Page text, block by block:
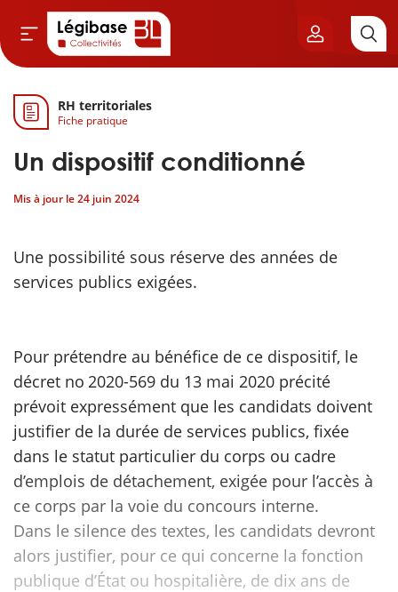
& Cimetières
publique
RH territoriales
Fiche pratique
Un dispositif conditionné
Mis à jour le24 juin 2024
Une possibilité sous réserve des années de
services publics exigées.
Pour prétendre au bénéfice de ce dispositif, le
décret no 2020-569 du 13 mai 2020 précité
prévoit expressément que les candidats doivent
justifier de la durée de services publics, fixée
dans le statut particulier du corps ou cadre
d’emplois de détachement, exigée pour l’accès à
ce corps par la voie du concours interne.
Dans le silence des textes, les candidats devront
alors justifier, pour ce qui concerne la fonction
publique d’État ou hospitalière, de dix ans de